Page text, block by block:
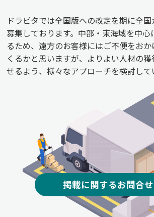
ドラピタでは全国版への改定を期に全
募集しております。中部・東海域を中心
るため、遠方のお客様にはご不便をお
くるかと思いますが、よりよい人材の
せるよう、様々なアプローチを検討して
掲載に関するお問合せ